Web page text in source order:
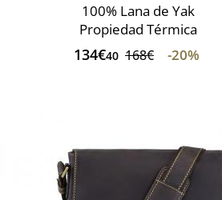
100% Lana de Yak
Propiedad Térmica
134€40 168€ -20%